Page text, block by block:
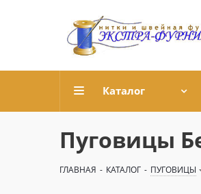
Каталог
Пуговицы
ГЛАВНАЯ - КАТАЛОГ - ПУГОВИЦЫ